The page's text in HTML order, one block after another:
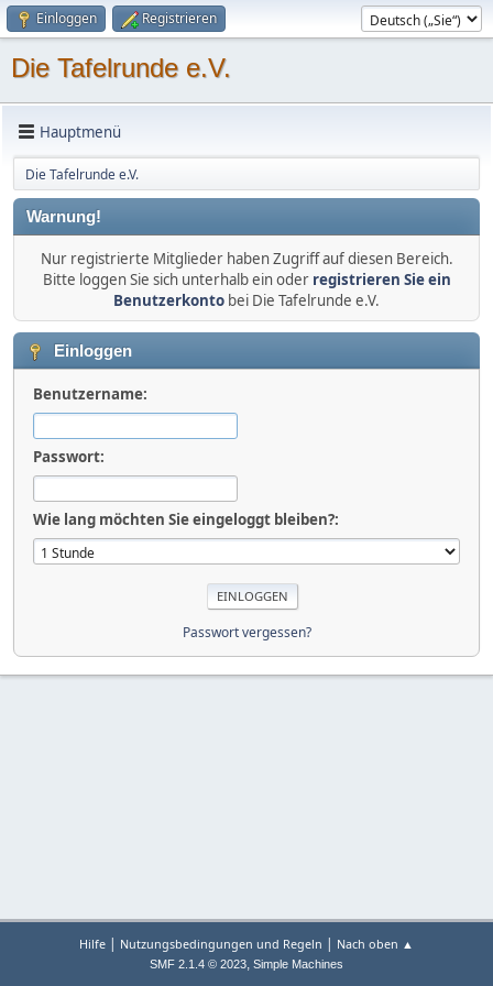
Einloggen Registrieren
Die Tafelrunde e.V.
Hauptmenü
Die Tafelrunde e.V.
Warnung!
Nur registrierte Mitglieder haben Zugriff auf diesen Bereich.
Bitte loggen Sie sich unterhalb ein oder registrieren Sie ein
Benutzerkonto bei Die Tafelrunde e.V.
Einloggen
Benutzername:
Passwort:
Wie lang möchten Sie eingeloggt bleiben?:
Passwort vergessen?
Hilfe | Nutzungsbedingungen und Regeln | Nach oben ▲
SMF 2.1.4 © 2023, Simple Machines